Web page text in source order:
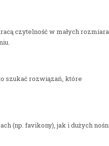
czytelność w małych
szukać rozwiązań, które
(np. favikony), jak i dużych